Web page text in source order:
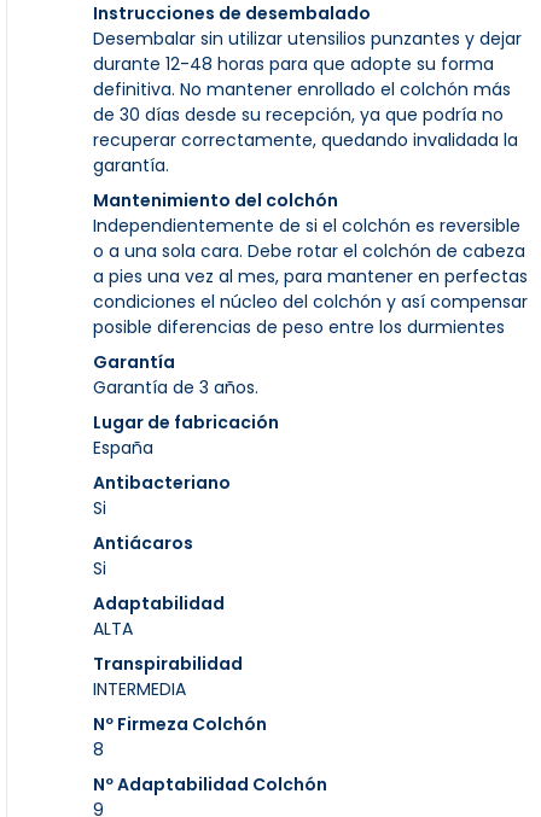
Instrucciones de desembalado
Desembalar sin utilizar utensilios punzantes y dejar
durante 12-48 horas para que adopte su forma
definitiva. No mantener enrollado el colchón más
de 30 días desde su recepción, ya que podría no
recuperar correctamente, quedando invalidada la
garantía.
Mantenimiento del colchón
Independientemente de si el colchón es reversible
o a una sola cara. Debe rotar el colchón de cabeza
a pies una vez al mes, para mantener en perfectas
condiciones el núcleo del colchón y así compensar
posible diferencias de peso entre los durmientes
Garantía
Garantía de 3 años.
Lugar de fabricación
España
Antibacteriano
Si
Antiácaros
Si
Adaptabilidad
ALTA
Transpirabilidad
INTERMEDIA
Nº Firmeza Colchón
8
Nº Adaptabilidad Colchón
9